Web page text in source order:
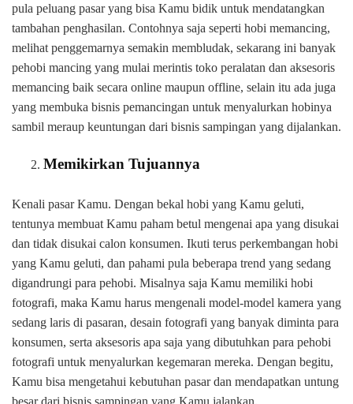
pula peluang pasar yang bisa Kamu bidik untuk mendatangkan
tambahan penghasilan. Contohnya saja seperti hobi memancing,
melihat penggemarnya semakin membludak, sekarang ini banyak
pehobi mancing yang mulai merintis toko peralatan dan aksesoris
memancing baik secara online maupun offline, selain itu ada juga
yang membuka bisnis pemancingan untuk menyalurkan hobinya
sambil meraup keuntungan dari bisnis sampingan yang dijalankan.
Memikirkan Tujuannya
Kenali pasar Kamu. Dengan bekal hobi yang Kamu geluti,
tentunya membuat Kamu paham betul mengenai apa yang disukai
dan tidak disukai calon konsumen. Ikuti terus perkembangan hobi
yang Kamu geluti, dan pahami pula beberapa trend yang sedang
digandrungi para pehobi. Misalnya saja Kamu memiliki hobi
fotografi, maka Kamu harus mengenali model-model kamera yang
sedang laris di pasaran, desain fotografi yang banyak diminta para
konsumen, serta aksesoris apa saja yang dibutuhkan para pehobi
fotografi untuk menyalurkan kegemaran mereka. Dengan begitu,
Kamu bisa mengetahui kebutuhan pasar dan mendapatkan untung
besar dari bisnis sampingan yang Kamu jalankan.